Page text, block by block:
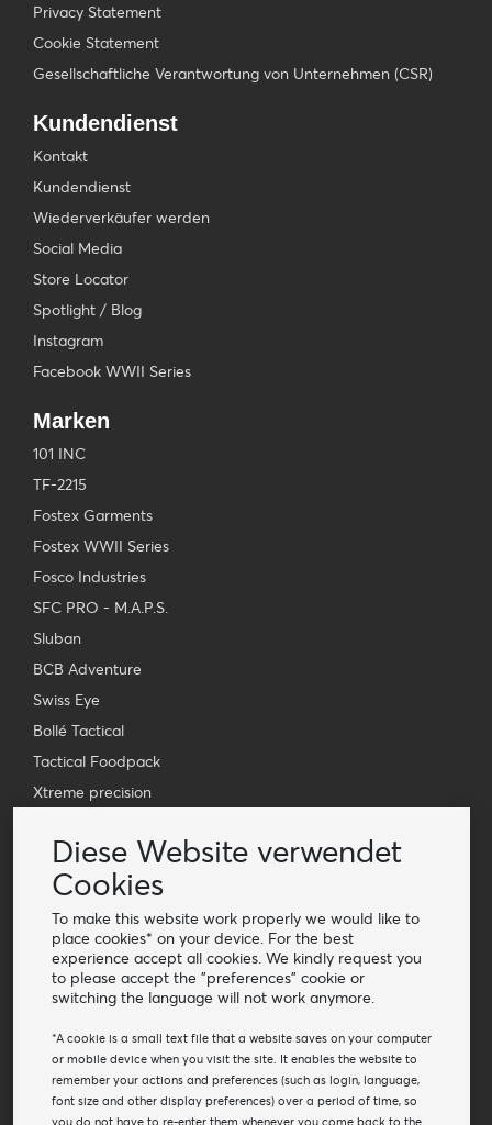
Diese Website verwendet
Cookies
To make this website work properly we would like to
place cookies* on your device. For the best
experience accept all cookies. We kindly request you
to please accept the "preferences" cookie or
switching the language will not work anymore.
*A cookie is a small text file that a website saves on your computer
or mobile device when you visit the site. It enables the website to
remember your actions and preferences (such as login, language,
font size and other display preferences) over a period of time, so
you do not have to re-enter them whenever you come back to the
Privacy Statement
Cookie Statement
Gesellschaftliche Verantwortung von Unternehmen (CSR)
Kundendienst
Kontakt
Kundendienst
Wiederverkäufer werden
Social Media
Store Locator
Spotlight / Blog
Instagram
Facebook WWII Series
Marken
101 INC
TF-2215
Fostex Garments
Fostex WWII Series
Fosco Industries
SFC PRO - M.A.P.S.
Sluban
BCB Adventure
Swiss Eye
Bollé Tactical
Tactical Foodpack
Xtreme precision
Kontakt
Großhandel Van Os Imports B.V.
Telefon: + 31 348 451 219
WhatsApp us!
Newsletter
Abonnieren Sie unsere Mailing-Liste